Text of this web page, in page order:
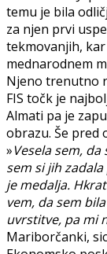
temu je bila
za njen prvi
tekmovanjih,
mednarodnem
Njeno trenutno
FIS točk je
Almati pa je
obrazu. Še pred
»Vesela sem,
sem si jih
je medalja.
vem, da sem
uvrstitve, pa mi
Mariborčanki,